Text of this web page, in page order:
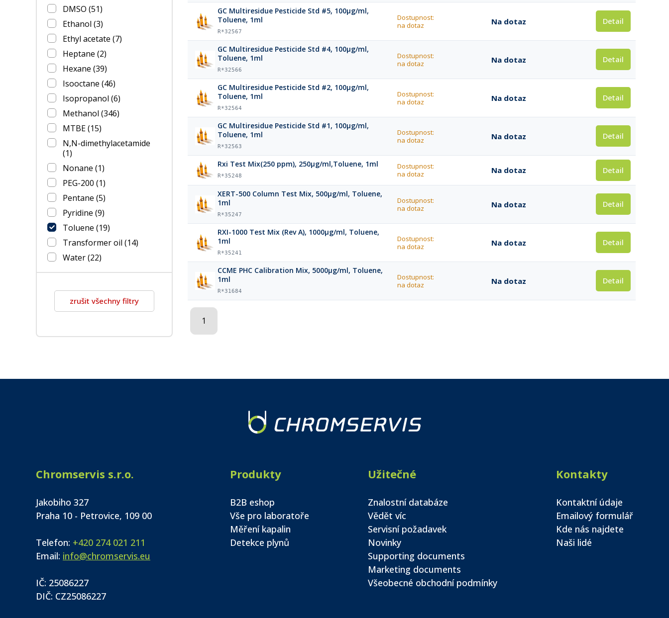
DMSO (51)
Ethanol (3)
Ethyl acetate (7)
Heptane (2)
Hexane (39)
Isooctane (46)
Isopropanol (6)
Methanol (346)
MTBE(15)
N,N-dimethylacetamide
(1)
Nonane (1)
PEG-200 (1)
Pentane (5)
Pyridine (9)
Toluene (19)
Transformer oil (14)
Water(22)
zrušit všechny filtry
GC Multiresidue Pesticide Std #5, 100µg/ml,
Toluene, 1ml
R*32567
Dostupnost:
na dotaz
Na dotaz Detail
GC Multiresidue Pesticide Std #4, 100µg/ml,
Toluene, 1ml
R*32566
Dostupnost:
na dotaz
Na dotaz Detail
GC Multiresidue Pesticide Std #2, 100µg/ml,
Toluene, 1ml
R*32564
Dostupnost:
na dotaz
Na dotaz Detail
GC Multiresidue Pesticide Std #1, 100µg/ml,
Toluene, 1ml
R*32563
Dostupnost:
na dotaz
Na dotaz Detail
Rxi Test Mix(250 ppm), 250µg/ml,Toluene, 1ml
R*35248
Dostupnost:
na dotaz
Na dotaz Detail
XERT-500 Column Test Mix, 500µg/ml, Toluene,
1ml
R*35247
Dostupnost:
na dotaz
Na dotaz Detail
RXI-1000 Test Mix (Rev A), 1000µg/ml, Toluene,
1ml
R*35241
Dostupnost:
na dotaz
Na dotaz Detail
CCME PHC Calibration Mix, 5000µg/ml, Toluene,
1ml
R*31684
Dostupnost:
na dotaz
Na dotaz Detail
1
Chromservis s.r.o.
Jakobiho 327
Praha 10 - Petrovice, 109 00
Telefon: +420 274 021 211
Email: info@chromservis.eu
IČ: 25086227
DIČ: CZ25086227
Produkty
B2B eshop
Vše pro laboratoře
Měření kapalin
Detekce plynů
Užitečné
Znalostní databáze
Vědět víc
Servisní požadavek
Novinky
Supporting documents
Marketing documents
Všeobecné obchodní podmínky
Kontakty
Kontaktní údaje
Emailový formulář
Kde nás najdete
Naši lidé